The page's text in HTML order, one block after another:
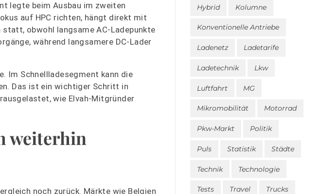
legte beim Ausbau im zweiten
auf HPC richten, hängt direkt mit
obwohl langsame AC-Ladepunkte
während langsamere DC-Lader
Im Schnellladesegment kann die
Das ist ein wichtiger Schritt in
wie Elvah-Mitgründer
weiterhin
noch zurück. Märkte wie Belgien
Hybrid Kolumne
Konventionelle Antriebe
Ladenetz Ladetarife
Ladetechnik Lkw
Luftfahrt MG
Mikromobilität Motorrad
Pkw-Markt Politik
Puls Statistik Städte
Technik Technologie
Tests Travel Trucks